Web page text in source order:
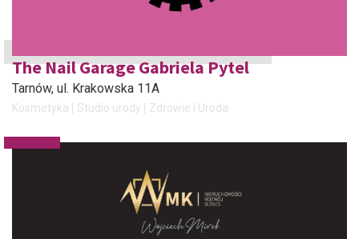
The Nail Garage Gabriela Pytel
Tarnów, ul. Krakowska 11A
Kosmetyka Studio urody Zdrowie i Uroda